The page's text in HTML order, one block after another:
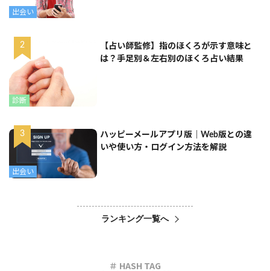
出会い
診断
【占い師監修】指のほくろが示す意味と
は？手足別＆左右別のほくろ占い結果
出会い
ハッピーメールアプリ版｜Web版との違
いや使い方・ログイン方法を解説
ランキング一覧へ